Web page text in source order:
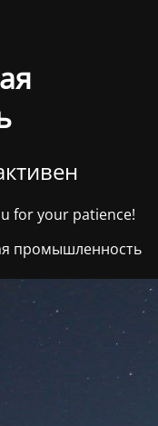
for your patience!
промышленность